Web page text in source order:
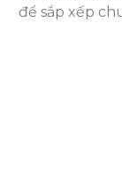
để sắp xếp